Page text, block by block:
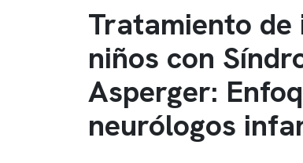
Tratamiento de
niños con
Asperger:
neurólogos